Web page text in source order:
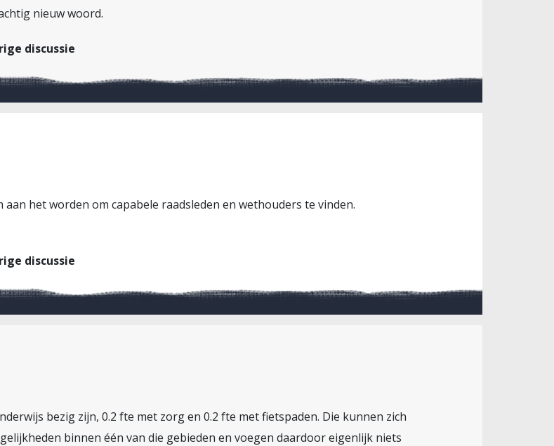
nieuw woord.
discussie
het worden om capabele raadsleden en wethouders te vinden.
discussie
bezig zijn, 0.2 fte met zorg en 0.2 fte met fietspaden. Die kunnen zich
binnen één van die gebieden en voegen daardoor eigenlijk niets